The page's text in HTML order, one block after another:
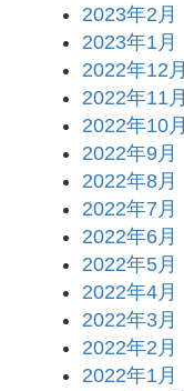
2023年2月
2023年1月
2022年12月
2022年11月
2022年10月
2022年9月
2022年8月
2022年7月
2022年6月
2022年5月
2022年4月
2022年3月
2022年2月
2022年1月